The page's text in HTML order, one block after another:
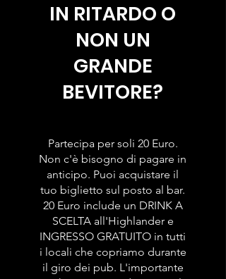
IN RITARDO O
NON UN
GRANDE
BEVITORE?
Partecipa per soli 20 Euro.
Non c'è bisogno di pagare in
anticipo. Puoi acquistare il
tuo biglietto sul posto al bar.
20 Euro include un DRINK A
SCELTA all'Highlander e
INGRESSO GRATUITO in tutti
i locali che copriamo durante
il giro dei pub. L'importante